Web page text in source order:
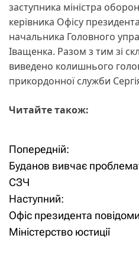
заступника міністра
керівника Офісу
начальника Головного
Іващенка. Разом з тим зі
виведено колишнього
прикордонної служби
Читайте також:
Н
а
в
і
Попередній:
Буданов вивчає
СЗЧ
Наступний:
Офіс президента
Міністерство юстиції